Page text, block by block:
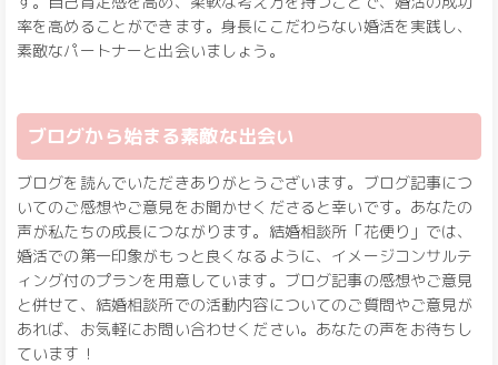
率を高めることができます。身長にこだわらない婚活を実践し、
素敵なパートナーと出会いましょう。
ブログから始まる素敵な出会い
ブログを読んでいただきありがとうございます。ブログ記事につ
いてのご感想やご意見をお聞かせくださると幸いです。あなたの
声が私たちの成長につながります。結婚相談所「花便り」では、
婚活での第一印象がもっと良くなるように、イメージコンサルテ
ィング付のプランを用意しています。ブログ記事の感想やご意見
と併せて、結婚相談所での活動内容についてのご質問やご意見が
あれば、お気軽にお問い合わせください。あなたの声をお待ちし
ています！